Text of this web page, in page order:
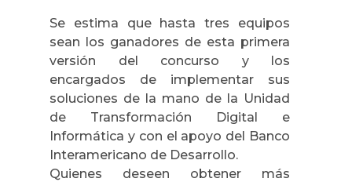
Se estima que hasta tres equipos
sean los ganadores de esta primera
versión del concurso y los
encargados de implementar sus
soluciones de la mano de la Unidad
de Transformación Digital e
Informática y con el apoyo del Banco
Interamericano de Desarrollo.
Quienes deseen obtener más